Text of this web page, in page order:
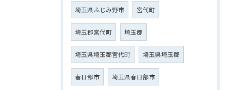
埼玉県ふじみ野市 宮代町
埼玉郡宮代町 埼玉郡
埼玉県埼玉郡宮代町 埼玉県埼玉郡
春日部市 埼玉県春日部市